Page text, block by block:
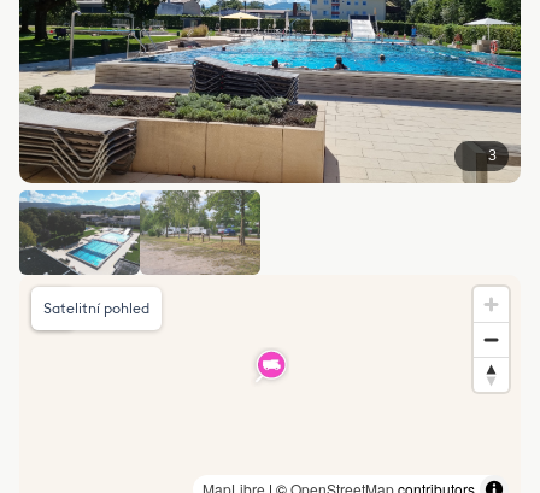
3
MapLibre | ©OpenStreetMapcontributors
Satelitní pohled